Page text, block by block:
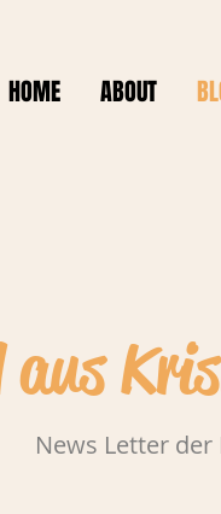
HOME ABOUT
News Letter